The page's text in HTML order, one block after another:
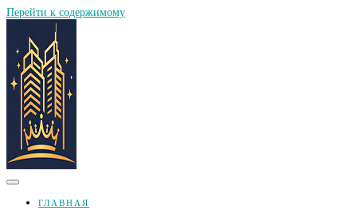
Перейти к содержимому
ГЛАВНАЯ